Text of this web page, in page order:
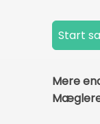
Mere